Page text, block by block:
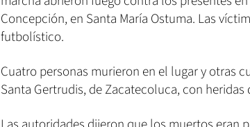
Concepción, en Santa María Ostuma. Las
futbolístico.
Cuatro personas murieron en el lugar y otras
Santa Gertrudis, de Zacatecoluca, con heridas